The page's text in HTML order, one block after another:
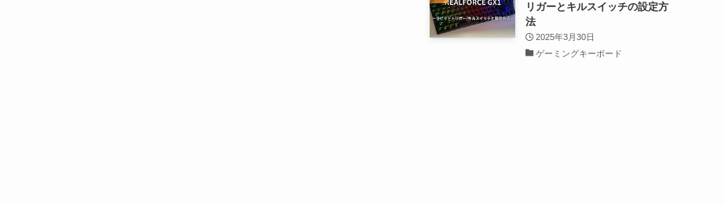
リガーとキルスイッチの設定方
法
2025年3月30日
ゲーミングキーボード